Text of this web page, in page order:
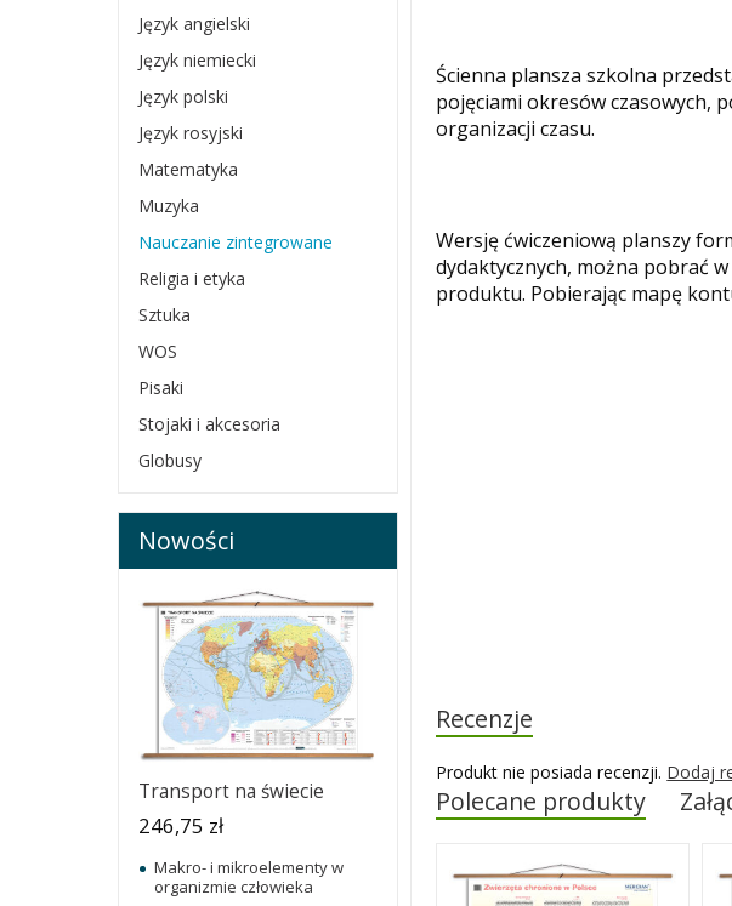
Ścienna plansza szkolna
pojęciami okresów czasowych,
organizacji czasu.
Wersję ćwiczeniową planszy
dydaktycznych, można pobrać w
produktu. Pobierając mapę
Recenzje
Produkt nie posiada recenzji. Dodaj
Polecane produkty
Język angielski
Język niemiecki
Język polski
Język rosyjski
Matematyka
Muzyka
Nauczanie zintegrowane
Religia i etyka
Sztuka
WOS
Pisaki
Stojaki i akcesoria
Globusy
Nowości
Transport na świecie
246,75 zł
Makro- i mikroelementy w
organizmie człowieka